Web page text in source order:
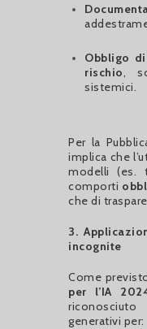
Obbligo
rischio,
sistemici.
Per la
implica che
modelli (es.
comporti
che di
3.
incognite
Come
per l’IA
generativi per: